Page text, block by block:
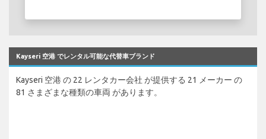
Kayseri 空港 でレンタル可能な代替車ブランド
Kayseri 空港 の 22 レンタカー会社 が提供する 21 メーカー の
81 さまざまな種類の車両 があります。